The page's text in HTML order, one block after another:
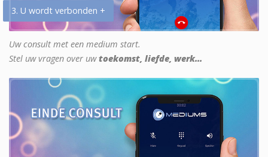
3. U wordt verbonden +
Uw consult met een medium start.
Stel uw vragen over uwtoekomst, liefde, werk...